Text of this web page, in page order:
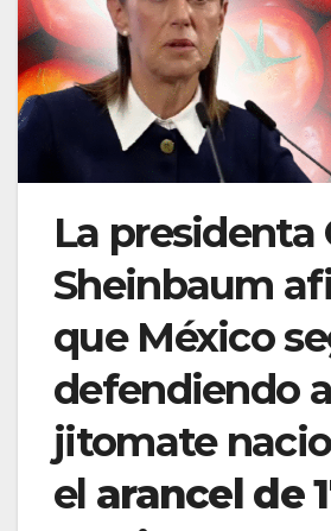
La presidenta
Sheinbaum
que México
defendiendo
jitomate
el arancel de